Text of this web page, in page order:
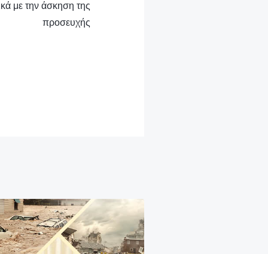
με την άσκηση της
προσευχής